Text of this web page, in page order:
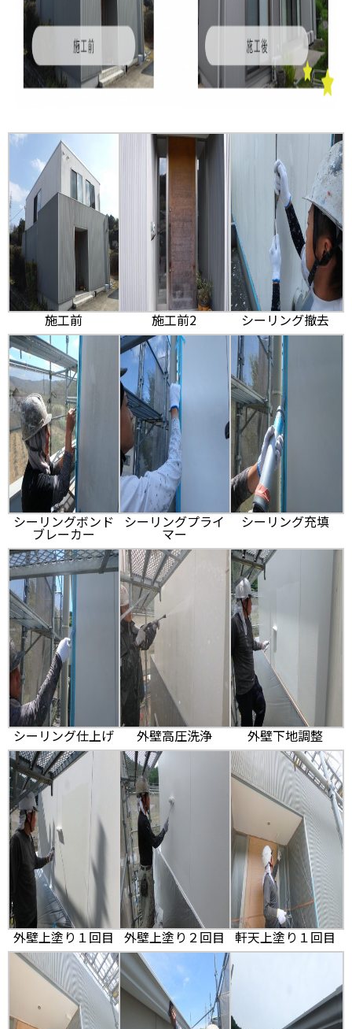
施工前 施工前2 シーリング撤去
シーリングボンド
ブレーカー
シーリングプライ
マー
シーリング充填
シーリング仕上げ 外壁高圧洗浄 外壁下地調整
外壁上塗り１回目 外壁上塗り２回目 軒天上塗り１回目